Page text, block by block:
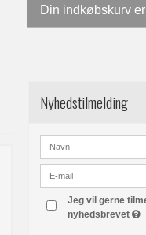
Din indkøbskurv
Nyhedstilmelding
Jeg vil gerne
nyhedsbrevet